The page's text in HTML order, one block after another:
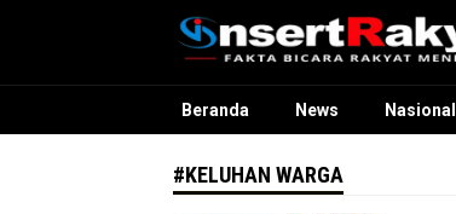
InsertRakyat.com
Fakta Bicara Rakyat Menilai
Beranda News Nasional
#KELUHAN WARGA